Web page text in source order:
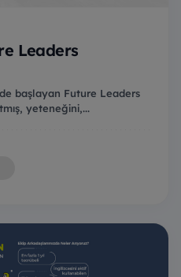
Leaders
başlayan Future Leaders
yeteneğini,...